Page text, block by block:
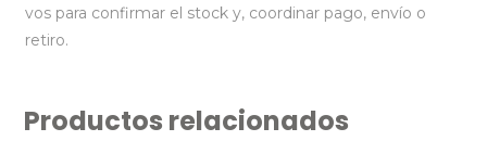
vos para confirmar el stock y, coordinar pago, envío o
retiro.
Productos relacionados